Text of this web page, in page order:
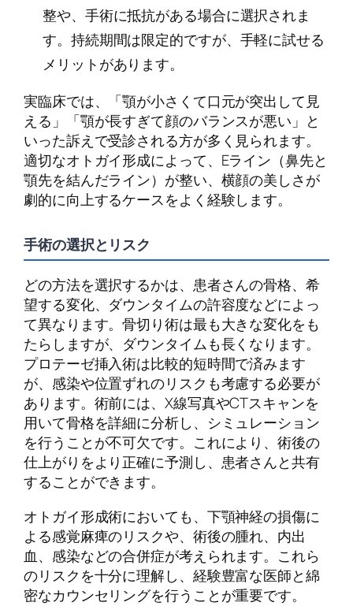
整や、手術に抵抗がある場合に選択されま
す。持続期間は限定的ですが、手軽に試せる
メリットがあります。
実臨床では、「顎が小さくて口元が突出して見
える」「顎が長すぎて顔のバランスが悪い」と
いった訴えで受診される方が多く見られます。
適切なオトガイ形成によって、Eライン（鼻先と
顎先を結んだライン）が整い、横顔の美しさが
劇的に向上するケースをよく経験します。
手術の選択とリスク
どの方法を選択するかは、患者さんの骨格、希
望する変化、ダウンタイムの許容度などによっ
て異なります。骨切り術は最も大きな変化をも
たらしますが、ダウンタイムも長くなります。
プロテーゼ挿入術は比較的短時間で済みます
が、感染や位置ずれのリスクも考慮する必要が
あります。術前には、X線写真やCTスキャンを
用いて骨格を詳細に分析し、シミュレーション
を行うことが不可欠です。これにより、術後の
仕上がりをより正確に予測し、患者さんと共有
することができます。
オトガイ形成術においても、下顎神経の損傷に
よる感覚麻痺のリスクや、術後の腫れ、内出
血、感染などの合併症が考えられます。これら
のリスクを十分に理解し、経験豊富な医師と綿
密なカウンセリングを行うことが重要です。